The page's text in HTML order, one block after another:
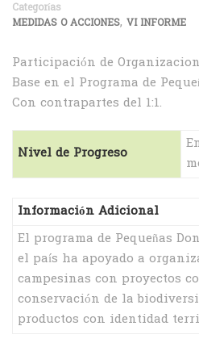
Categorías
MEDIDAS O ACCIONES, VI INFORME
Participación de
Base en el Programa de
Con contrapartes del 1:1.
Nivel de Progreso
Información Adicional
El programa de Pequeñas
el país ha apoyado a
campesinas con proyectos
conservación de la
productos con identidad